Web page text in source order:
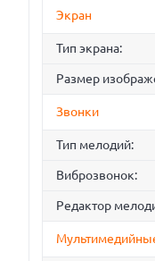
Экран
Тип экрана:
Размер
Звонки
Тип мелодий:
Виброзвонок:
Редактор